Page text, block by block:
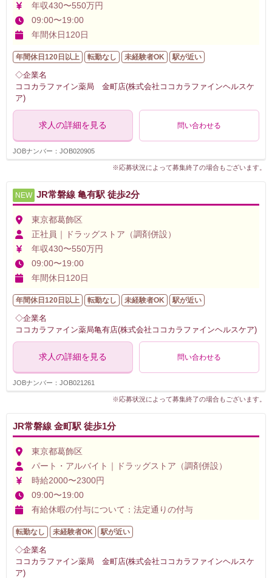
年収430〜550万円
09:00〜19:00
年間休日120日
年間休日120日以上 転勤なし 未経験者OK 駅が近い
◇企業名
ココカラファイン薬局 金町店(株式会社ココカラファインヘルスケ
ア)
求人の詳細を見る 問い合わせる
JOBナンバー：JOB020905
※応募状況によって募集終了の場合もございます。
NEW JR常磐線 亀有駅 徒歩2分
東京都葛飾区
正社員｜ドラッグストア（調剤併設）
年収430〜550万円
09:00〜19:00
年間休日120日
年間休日120日以上 転勤なし 未経験者OK 駅が近い
◇企業名
ココカラファイン薬局亀有店(株式会社ココカラファインヘルスケア)
求人の詳細を見る 問い合わせる
JOBナンバー：JOB021261
※応募状況によって募集終了の場合もございます。
JR常磐線 金町駅 徒歩1分
東京都葛飾区
パート・アルバイト｜ドラッグストア（調剤併設）
時給2000〜2300円
09:00〜19:00
有給休暇の付与について：法定通りの付与
転勤なし 未経験者OK 駅が近い
◇企業名
ココカラファイン薬局 金町店(株式会社ココカラファインヘルスケ
ア)